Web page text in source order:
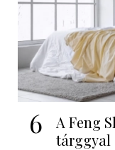
6
A Feng
tárggyal